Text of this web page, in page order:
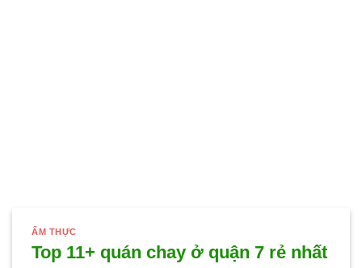
ẨM THỰC
Top 11+ quán chay ở quận 7 rẻ nhất